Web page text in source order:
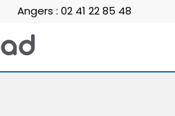
Angers : 02 41 22 85 48